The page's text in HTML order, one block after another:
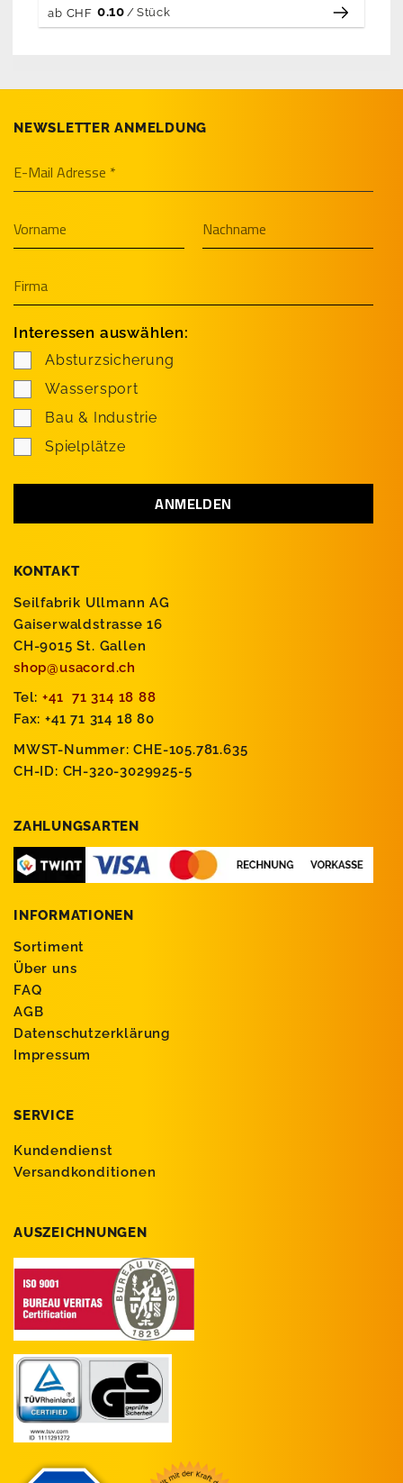
ab CHF 0.10 / Stück
KONTAKT
Seilfabrik Ullmann AG
Gaiserwaldstrasse 16
CH-9015 St. Gallen
shop@usacord.ch
Tel: +41 71 314 18 88
Fax: +41 71 314 18 80
MWST-Nummer: CHE-105.781.635
CH-ID: CH-320-3029925-5
ZAHLUNGSARTEN
INFORMATIONEN
Sortiment
Über uns
FAQ
AGB
Datenschutzerklärung
Impressum
SERVICE
Kundendienst
Versandkonditionen
AUSZEICHNUNGEN
NEWSLETTER ANMELDUNG
Interessen auswählen:
Absturzsicherung
Wassersport
Bau & Industrie
Spielplätze